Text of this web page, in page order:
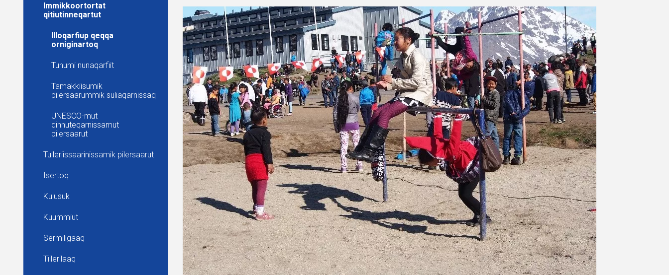
Immikkoortortat
qitiutinneqartut
Illoqarfiup qeqqa
orniginartoq
Tunumi nunaqarfiit
Tamakkiisumik
pilersaarummik suliaqarnissaq
UNESCO-mut
qinnuteqarnissamut
pilersaarut
Tulleriissaarinissamik pilersaarut
Isertoq
Kulusuk
Kuummiut
Sermiligaaq
Tiilerilaaq